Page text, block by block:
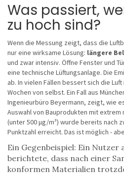
Was passiert,
zu hoch sind?
Wenn die Messung zeigt, dass die
nur eine wirksame Lösung: längere
und zwar intensiv. Öffne Fenster und
eine technische Lüftungsanlage. Die
ab. In vielen Fällen bessert sich die
Wochen von selbst. Ein Fall aus
Ingenieurbüro Beyermann, zeigt, wie
Auswahl von Bauprodukten mit extrem
(unter 500 μg/m³) wurde bereits nach
Punktzahl erreicht. Das ist möglich -
Ein Gegenbeispiel: Ein Nutzer
berichtete, dass nach einer
konformen Materialien